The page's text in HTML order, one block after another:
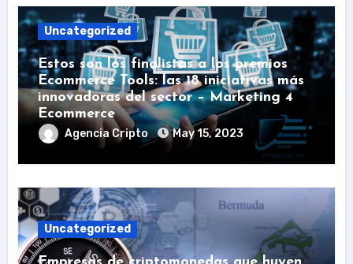
Uncategorized
Estos son los finalistas a los premios
Ecommerce Tools: las 18 iniciativas más
innovadoras del sector – Marketing 4
Ecommerce
Agencia Cripto May 15, 2023
Uncategorized